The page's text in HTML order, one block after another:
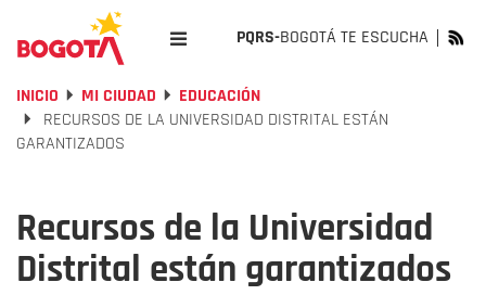
PQRS-BOGOTÁ TE ESCUCHA
INICIO MI CIUDAD
EDUCACIÓN
RECURSOS DE LA UNIVERSIDAD DISTRITAL ESTÁN
GARANTIZADOS
Recursos de la Universidad
Distrital están garantizados